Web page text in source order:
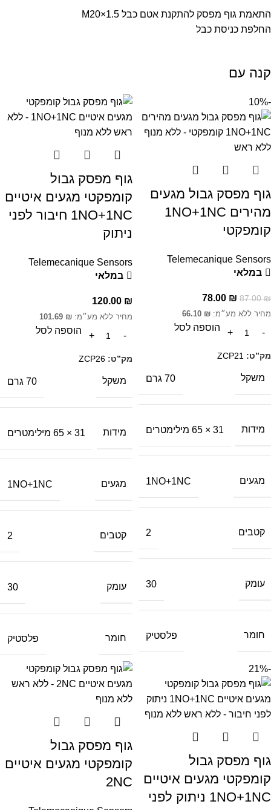
התאמת גוף מפסק להתקנת אטם כבל M20×1.5
החלפת כניסת כבל
קנה עם
-10%
גוף מפסק גבול מגעים
מהירים 1NO+1NC
קומפקטי
Telemecanique Sensors
במלאי
87.00₪
78.00 ₪
מחיר ללא מע״מ: 66.10 ₪
הוספה לסל
מק”ט: ZCP21
משקל 70 גרם
מידות 31 × 65 מילימטרים
מגעים 1NO+1NC
קטבים 2
עומק 30
חומר פלסטיק
גוף מפסק גבול
קומפקטי מגעים איטיים
1NO+1NC חיבור לפני
ניתוק
Telemecanique Sensors
במלאי
120.00 ₪
מחיר ללא מע״מ: 101.69 ₪
הוספה לסל
מק”ט: ZCP26
משקל 70 גרם
מידות 31 × 65 מילימטרים
מגעים 1NO+1NC
קטבים 2
עומק 30
חומר פלסטיק
-21%
גוף מפסק גבול
קומפקטי מגעים איטיים
1NO+1NC ניתוק לפני
גוף מפסק גבול
קומפקטי מגעים איטיים
2NC